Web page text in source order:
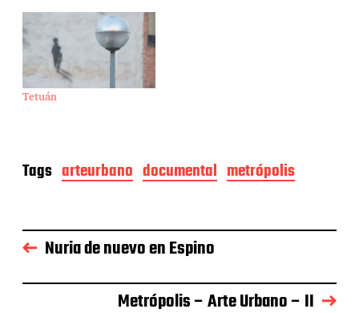
Lavapi??s, donde pr??
cticamente se respira Arte
urbano en cada metro
cuadrado de pared,
mostr??ndonos las obras
de E...
Tetuán
Tags arteurbano documental metrópolis
Nuria de nuevo en Espino
Metrópolis – Arte Urbano – II